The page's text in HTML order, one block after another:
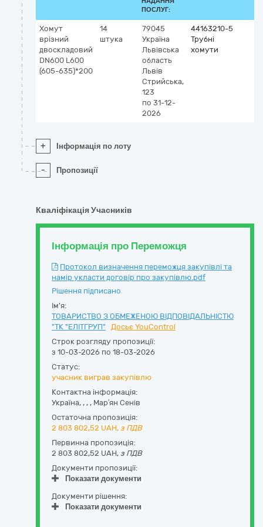
ПОСЛУГ:
Хомут
врізний
двоскладовий
DN600 L600
(605-635)*200
14
штука
79045
Україна
Львівська
область
Львів
Стрийська,
123
по 31-12-
2026
44163210-5
Трубні
хомути
+ Інформація по лоту
- Пропозиції
Кваліфікація Учасників
Інформація про Переможця
Протокол визначення переможця закупівлі та
намір укласти договір про закупівлю.pdf
Рішення підписано
Ім'я:
ТОВАРИСТВО З ОБМЕЖЕНОЮ ВІДПОВІДАЛЬНІСТЮ
"ТК "ЕЛІТГРУП"
Досьє YouControl
Строк розгляду пропозиції:
з 10-03-2026 по 18-03-2026
Статус:
учасник виграв закупівлю
Контактна інформація:
Україна, , , , Мар′ян Сенів
Остаточна пропозиція:
2 803 802,52 UAH, з ПДВ
Первинна пропозиція:
2 803 802,52 UAH, з ПДВ
Документи пропозиції:
Показати документи
Документи рішення:
Показати документи